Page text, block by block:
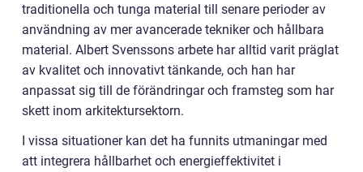
traditionella och tunga material till senare perioder av
användning av mer avancerade tekniker och hållbara
material. Albert Svenssons arbete har alltid varit präglat
av kvalitet och innovativt tänkande, och han har
anpassat sig till de förändringar och framsteg som har
skett inom arkitektursektorn.
I vissa situationer kan det ha funnits utmaningar med
att integrera hållbarhet och energieffektivitet i